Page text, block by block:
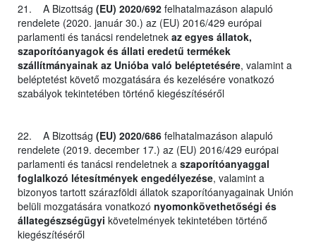
21. A Bizottság (EU) 2020/692 felhatalmazáson alapuló
rendelete (2020. január 30.) az (EU) 2016/429 európai
parlamenti és tanácsi rendeletnek az egyes állatok,
szaporítóanyagok és állati eredetű termékek
szállítmányainak az Unióba való beléptetésére, valamint a
beléptetést követő mozgatására és kezelésére vonatkozó
szabályok tekintetében történő kiegészítéséről
22. A Bizottság (EU) 2020/686 felhatalmazáson alapuló
rendelete (2019. december 17.) az (EU) 2016/429 európai
parlamenti és tanácsi rendeletnek a szaporítóanyaggal
foglalkozó létesítmények engedélyezése, valamint a
bizonyos tartott szárazföldi állatok szaporítóanyagainak Unión
belüli mozgatására vonatkozó nyomonkövethetőségi és
állategészségügyi követelmények tekintetében történő
kiegészítéséről